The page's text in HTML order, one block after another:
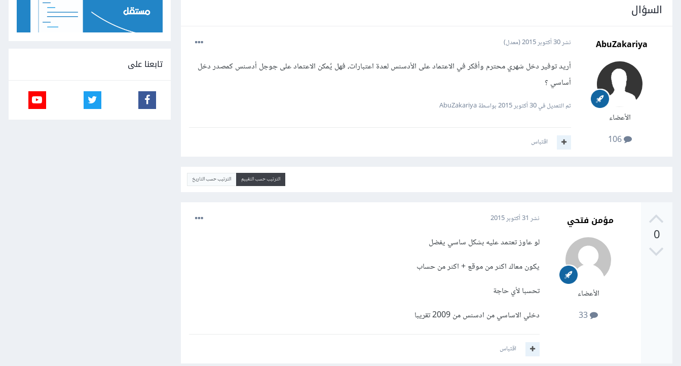
السؤال
AbuZakariya
الأعضاء
106
نشر30 أكتوبر 2015 (معدل)
أريد توفير دخل شهري محترم وأفكر في الاعتماد على الأدسنس لعدة اعتبارات، فهل يٌمكن الاعتماد على جوجل أدسنس كمصدر دخل
أساسي ؟
تم التعديل في30 أكتوبر 2015 بواسطة AbuZakariya
اقتباس
الترتيب حسب التقييم الترتيب حسب التاريخ
0
مؤمن فتحي
الأعضاء
نشر 31 أكتوبر 2015
لو عاوز تعتمد عليه بشكل ساسي يفضل
يكون معاك اكثر من موقع + اكثر من حساب
تحسبا لأي حاجة
دخلي الاساسي من ادسنس من 2009 تقريبا
اقتباس
تابعنا على